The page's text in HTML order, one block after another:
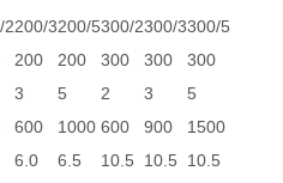
2200/3200/5300/2300/3300/5
200 200 300 300
300
3 5 2 3
5
600 1000 600 900
1500
6.0 6.5 10.5 10.5
10.5